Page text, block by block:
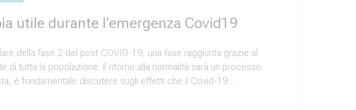
utile durante l’emergenza Covid19
della fase 2 del post COVID-19, una fase raggiunta grazie al
di tutta la popolazione. Il ritorno alla normalità sarà un processo
è fondamentale discutere sugli effetti che il Covid-19…